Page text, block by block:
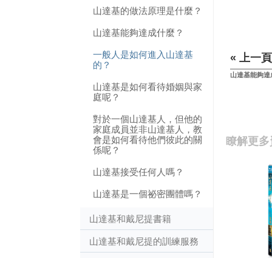
« 上一頁
山達基能夠達
瞭解更
山達基的做法原理是什麼？
山達基能夠達成什麼？
一般人是如何進入山達基
的？
山達基是如何看待婚姻與家
庭呢？
對於一個山達基人，但他的
家庭成員並非山達基人，教
會是如何看待他們彼此的關
係呢？
山達基接受任何人嗎？
山達基是一個祕密團體嗎？
山達基和戴尼提書籍
山達基和戴尼提的訓練服務